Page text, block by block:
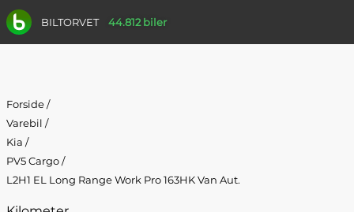
BILTORVET 44.812 biler
Forside/
Varebil /
Kia /
PV5 Cargo/
L2H1 EL Long Range Work Pro 163HK Van Aut.